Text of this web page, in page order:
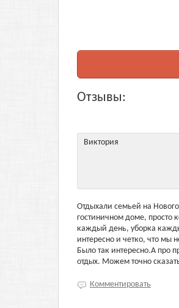
Отзывы:
Виктория
Отдыхали семьей на
гостиничном доме, просто
каждый день, уборка
интересно и четко, что мы
Было так интересно.А про
отдых. Можем точно
Комментировать